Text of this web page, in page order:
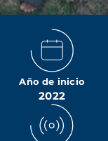
Año de inicio
2022